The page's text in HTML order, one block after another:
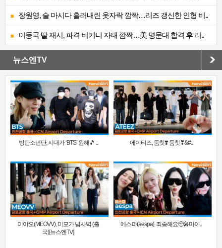
장원영, 술 마시다 흘러내린 옷자락 깜짝…리즈 갱신한 인형 비..
이동국 딸 재시, 파격 비키니 자태 깜짝…美 명문대 합격 후 리..
뉴스엔TV
방탄소년단, 시대가 ‘BTS’ 원해🎵 .. 에이티즈, 둠칫❣️ 둠칫❣&#..
미야오(MEOVV), 미모가 넘사벽 (출
국)[뉴스엔TV]
에스파(aespa), 죄송해요🥺🎤마이..